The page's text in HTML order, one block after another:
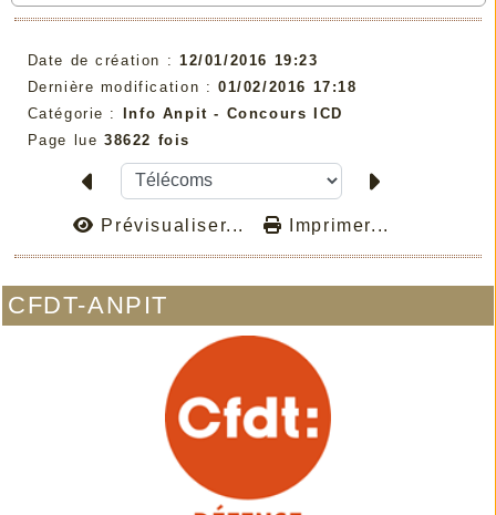
CFDT-ANPIT
Date de création : 12/01/2016 19:23
Dernière modification : 01/02/2016 17:18
Catégorie : Info Anpit - Concours ICD
Page lue 38622 fois
Prévisualiser... Imprimer...